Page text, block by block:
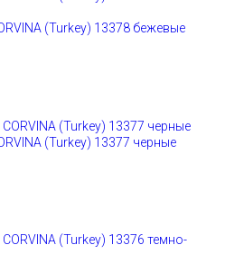
(Turkey) 13378 бежевые
(Turkey) 13377 черные